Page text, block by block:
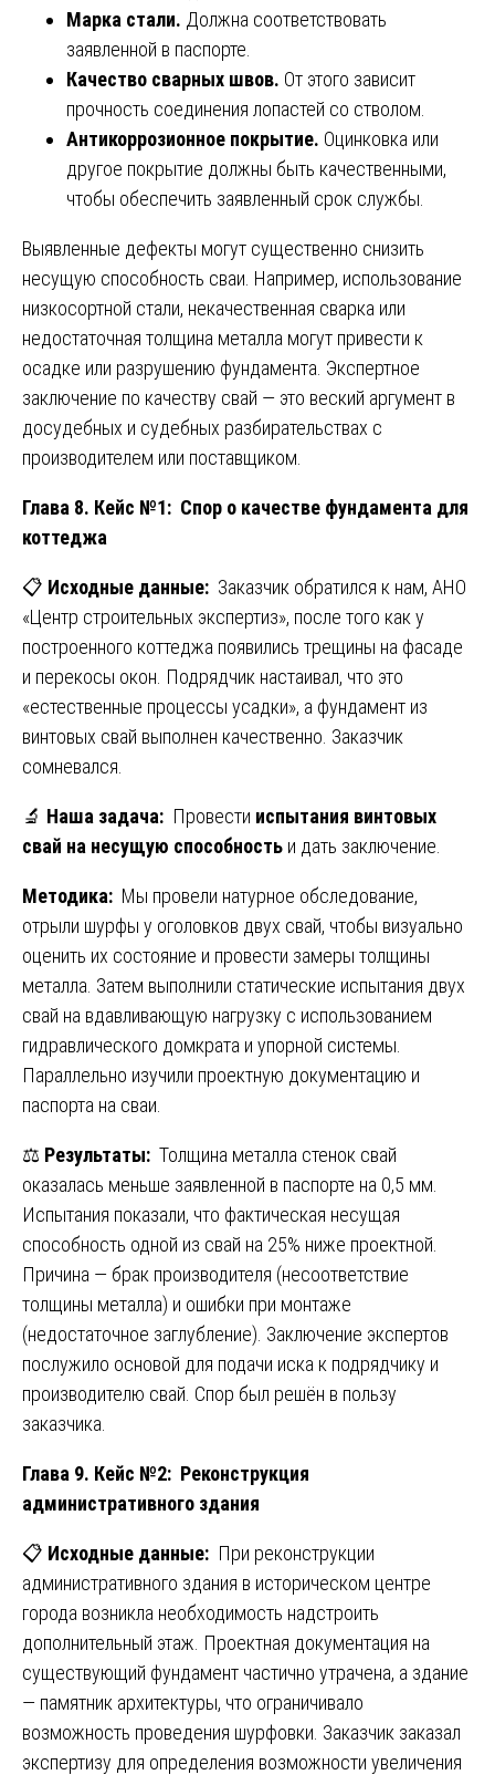
Марка стали. Должна соответствовать
заявленной в паспорте.
Качество сварных швов. От этого зависит
прочность соединения лопастей со стволом.
Антикоррозионное покрытие. Оцинковка или
другое покрытие должны быть качественными,
чтобы обеспечить заявленный срок службы.
Выявленные дефекты могут существенно снизить
несущую способность сваи. Например, использование
низкосортной стали, некачественная сварка или
недостаточная толщина металла могут привести к
осадке или разрушению фундамента. Экспертное
заключение по качеству свай — это веский аргумент в
досудебных и судебных разбирательствах с
производителем или поставщиком.
Глава 8. Кейс №1: Спор о качестве фундамента для
коттеджа
📋 Исходные данные: Заказчик обратился к нам, АНО
«Центр строительных экспертиз», после того как у
построенного коттеджа появились трещины на фасаде
и перекосы окон. Подрядчик настаивал, что это
«естественные процессы усадки», а фундамент из
винтовых свай выполнен качественно. Заказчик
сомневался.
🔬 Наша задача: Провести испытания винтовых
свай на несущую способность и дать заключение.
Методика: Мы провели натурное обследование,
отрыли шурфы у оголовков двух свай, чтобы визуально
оценить их состояние и провести замеры толщины
металла. Затем выполнили статические испытания двух
свай на вдавливающую нагрузку с использованием
гидравлического домкрата и упорной системы.
Параллельно изучили проектную документацию и
паспорта на сваи.
⚖️ Результаты: Толщина металла стенок свай
оказалась меньше заявленной в паспорте на 0,5 мм.
Испытания показали, что фактическая несущая
способность одной из свай на 25% ниже проектной.
Причина — брак производителя (несоответствие
толщины металла) и ошибки при монтаже
(недостаточное заглубление). Заключение экспертов
послужило основой для подачи иска к подрядчику и
производителю свай. Спор был решён в пользу
заказчика.
Глава 9. Кейс №2: Реконструкция
административного здания
📋 Исходные данные: При реконструкции
административного здания в историческом центре
города возникла необходимость надстроить
дополнительный этаж. Проектная документация на
существующий фундамент частично утрачена, а здание
— памятник архитектуры, что ограничивало
возможность проведения шурфовки. Заказчик заказал
экспертизу для определения возможности увеличения